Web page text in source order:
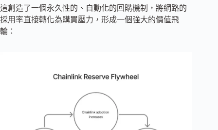
這創造了一個永久性的、自動化的回購機制，將網路的
採用率直接轉化為購買壓力，形成一個強大的價值飛
輪：